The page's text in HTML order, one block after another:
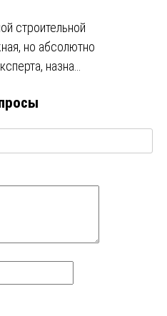
строительной
но абсолютно
назна…